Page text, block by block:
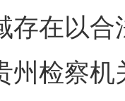
存在以
州检察